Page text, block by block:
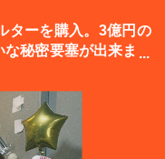
ターを購入。3億円の
秘密要塞が出来まし